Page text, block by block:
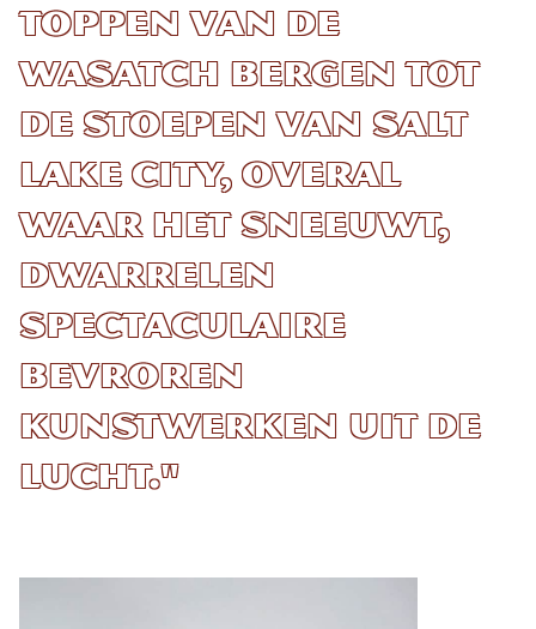
toppen van de
Wasatch bergen tot
de stoepen van Salt
Lake City, overal
waar het sneeuwt,
dwarrelen
spectaculaire
bevroren
kunstwerken uit de
lucht."